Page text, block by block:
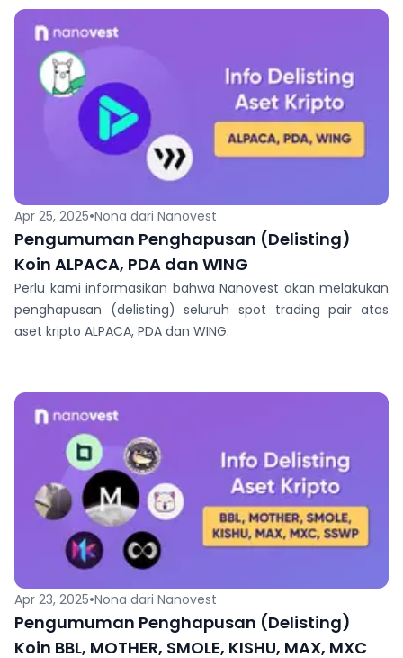
Apr 25, 2025•Nona dari Nanovest
Pengumuman Penghapusan (Delisting)
Koin ALPACA, PDA dan ⁠WING
Perlu kami informasikan bahwa Nanovest akan melakukan
penghapusan (delisting) seluruh spot trading pair atas
aset kripto ALPACA, PDA dan ⁠WING.
Apr 23, 2025•Nona dari Nanovest
Pengumuman Penghapusan (Delisting)
Koin BBL, MOTHER, SMOLE, KISHU, MAX, MXC